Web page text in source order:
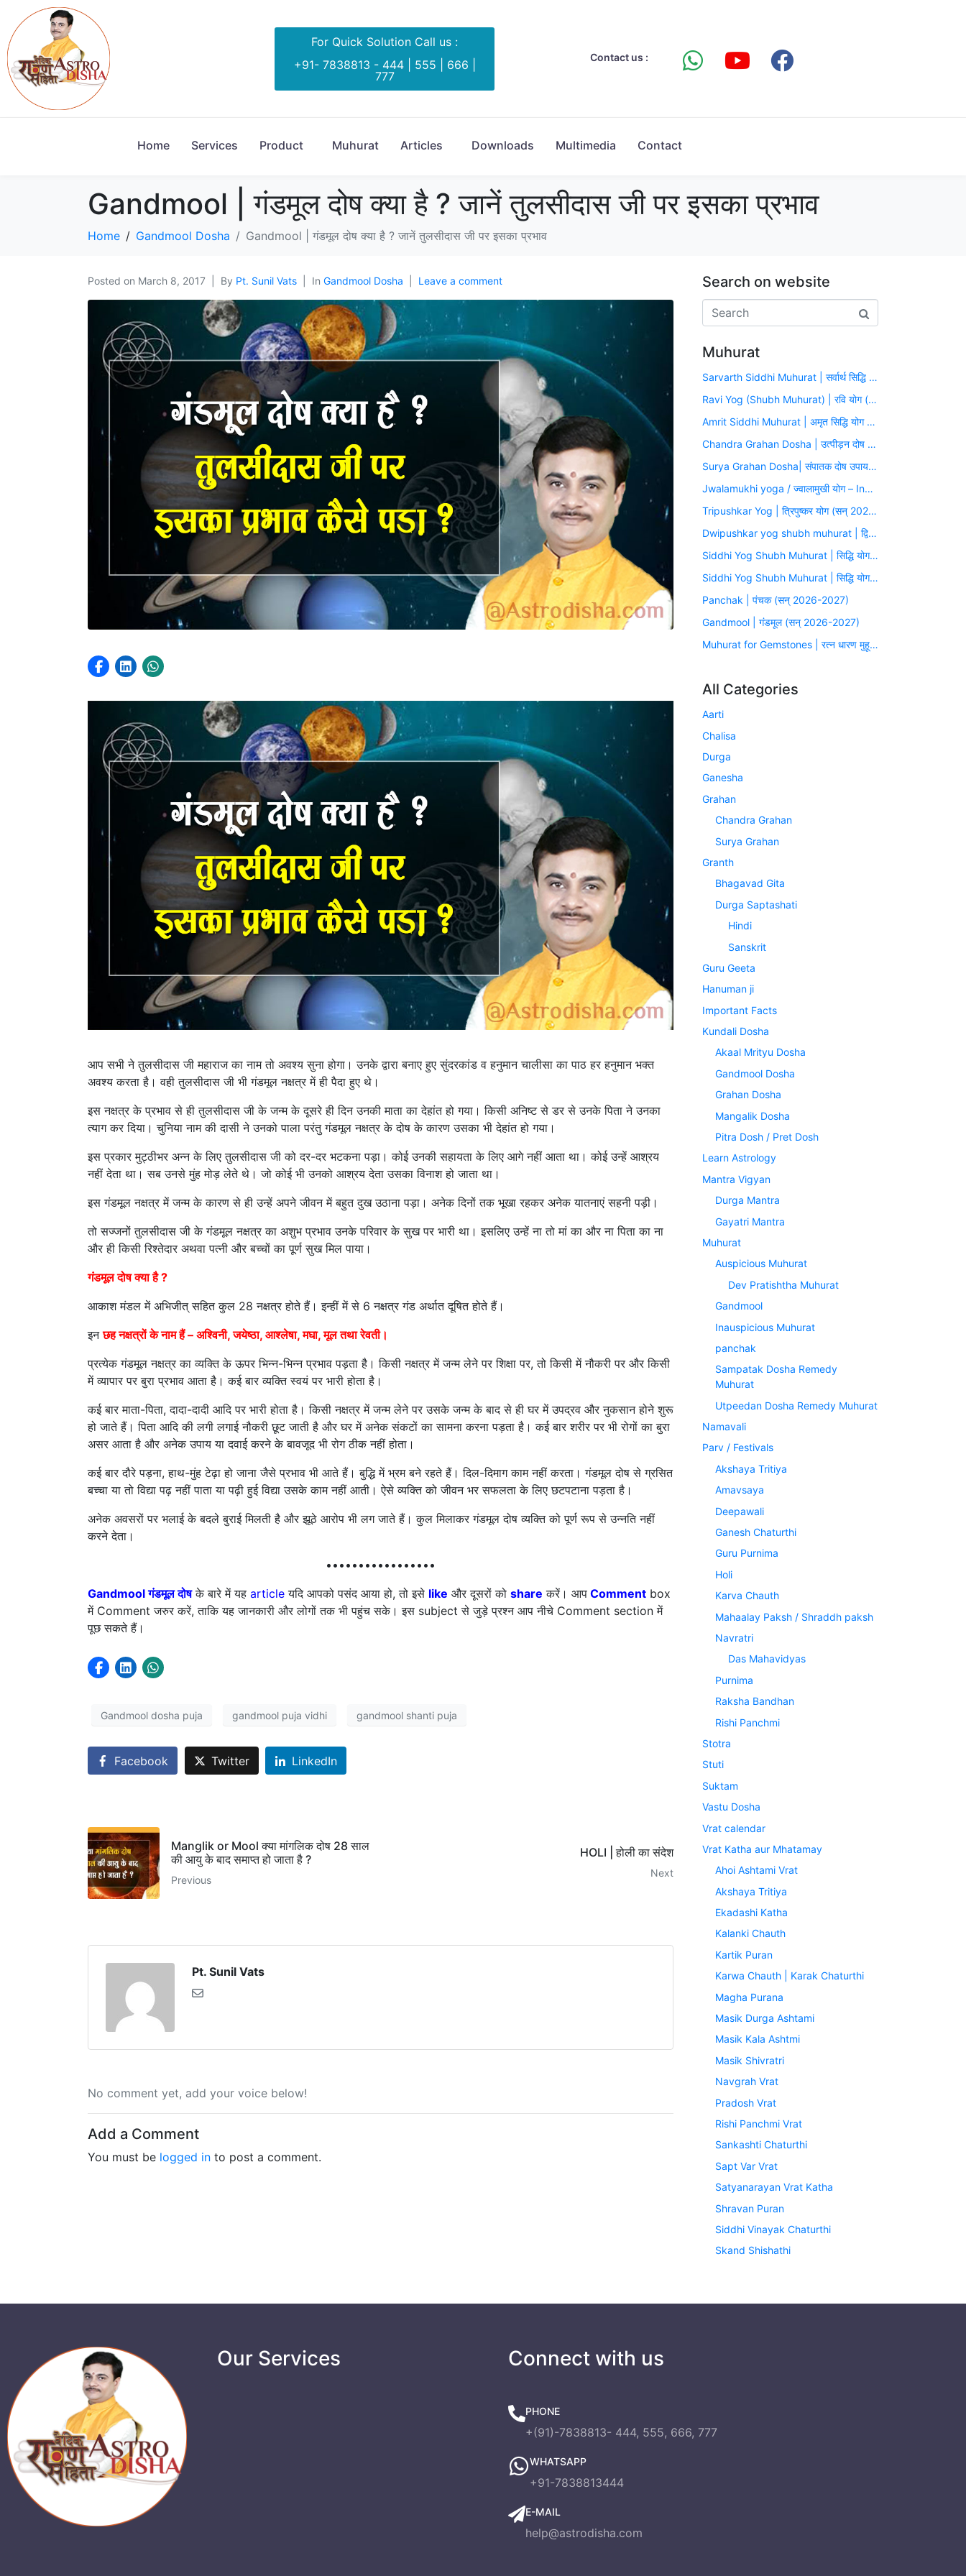
For Quick Solution Call us :
+91- 7838813 - 444 | 555 | 666 |
777
Contact us :
Home Services Product Muhurat Articles Downloads Multimedia Contact
Gandmool | गंडमूल दोष क्या है ? जानें तुलसीदास जी पर इसका प्रभाव
Home Gandmool Dosha Gandmool | गंडमूल दोष क्या है ? जानें तुलसीदास जी पर इसका प्रभाव
Posted on March 8, 2017 By Pt. Sunil Vats In Gandmool Dosha Leave a comment
आप सभी ने तुलसीदास जी महाराज का नाम तो अवश्य सुना होगा। उनके द्वारा बनाए हुए सुंदरकांड व हनुमान चालीसा का पाठ हर हनुमान भक्त
अवश्य करता है। वही तुलसीदास जी भी गंडमूल नक्षत्र में ही पैदा हुए थे।
इस नक्षत्र के प्रभाव से ही तुलसीदास जी के जन्म के दूसरे ही दिन उनकी माता का देहांत हो गया। किसी अनिष्ट से डर से उनके पिता ने उनका
त्याग कर दिया। चुनिया नाम की दासी ने उनको पाला परंतु गंडमूल नक्षत्र के दोष के कारण उसका भी देहांत हो गया।
इस प्रकार मुट्ठीभर अन्न के लिए तुलसीदास जी को दर-दर भटकना पड़ा। कोई उनकी सहायता के लिए आगे नहीं आता था। कोई उन्हें आश्रय
नहीं देता था। सब उनसे मुंह मोड़ लेते थे। जो कोई भी उनको आश्रय देता उसका विनाश हो जाता था।
इस गंडमूल नक्षत्र में जन्म के कारण से ही उन्हें अपने जीवन में बहुत दुख उठाना पड़ा। अनेक दिनों तक भूखा रहकर अनेक यातनाएं सहनी पड़ी।
तो सज्जनों तुलसीदास जी के गंडमूल नक्षत्र का अशुभ प्रभाव उनके परिवार के सुख पर भारी था। इसलिए उन्हें ना तो मां का और ना पिता का ना
और ही किसी रिश्तेदार अथवा पत्नी और बच्चों का पूर्ण सुख मिल पाया।
गंडमूल दोष क्या है ?
आकाश मंडल में अभिजीत् सहित कुल 28 नक्षत्र होते हैं। इन्हीं में से 6 नक्षत्र गंड अर्थात दूषित होते हैं।
इनछह नक्षत्रों के नाम हैं– अश्विनी, जयेष्ठा, आश्लेषा, मघा, मूल तथा रेवती।
प्रत्येक गंडमूल नक्षत्र का व्यक्ति के ऊपर भिन्न-भिन्न प्रभाव पड़ता है। किसी नक्षत्र में जन्म लेने पर शिक्षा पर, तो किसी में नौकरी पर और किसी
में व्यापार पर बुरा प्रभाव आता है। कई बार व्यक्ति स्वयं पर भारी होता है।
कई बार माता-पिता, दादा-दादी आदि पर भारी होता है। किसी नक्षत्र में जन्म लेने पर उसके जन्म के बाद से ही घर में उपद्रव और नुकसान होने शुरू
हो जाते हैं। पिता आदि की लगी लगाई नौकरी छूट जाती है और घर में अनेक संकटों का सामना करना पड़ता है। कई बार शरीर पर भी रोगों का बुरा
असर आता है और अनेक उपाय या दवाई करने के बावजूद भी रोग ठीक नहीं होता।
कई बार दौरे पड़ना, हाथ-मुंह टेढ़ा हो जाना जैसे प्रभाव भी आते हैं। बुद्धि में भ्रम बने रहते हैं। दिल-दिमाग काम नहीं करता। गंडमूल दोष से ग्रसित
बच्चा या तो विद्या पढ़ नहीं पाता या पढ़ी हुई विद्या उसके काम नहीं आती। ऐसे व्यक्ति को जीवन भर सफलता के लिए छटपटाना पड़ता है।
अनेक अवसरों पर भलाई के बदले बुराई मिलती है और झूठे आरोप भी लग जाते हैं। कुल मिलाकर गंडमूल दोष व्यक्ति को पूर्ण रूप से उन्नति नहीं
करने देता।
•••••••••••••••••
Gandmoolगंडमूलदोषके बारे में यह article यदि आपको पसंद आया हो, तो इसे like और दूसरों को share करें। आप Comment box
में Comment जरुर करें, ताकि यह जानकारी और लोगों तक भी पहुंच सके। इस subject से जुड़े प्रश्न आप नीचे Comment section में
पूछ सकते हैं।
Gandmool dosha puja gandmool puja vidhi gandmool shanti puja
Facebook Twitter LinkedIn
Manglik or Mool क्या मांगलिक दोष 28 साल
की आयु के बाद समाप्त हो जाता है ?
Previous
HOLI | होली का संदेश
Next
Pt. Sunil Vats
No comment yet, add your voice below!
Add a Comment
You must be logged in to post a comment.
Search on website
Muhurat
Sarvarth Siddhi Muhurat | सर्वार्थ सिद्धि योग (सन् 2026-2027)
Ravi Yog (Shubh Muhurat) | रवि योग (सन् 2026-2027)
Amrit Siddhi Muhurat | अमृत सिद्धि योग (सन् 2026-2027)
Chandra Grahan Dosha | उत्पीड़न दोष उपाय मुहूर्त (सन् 2026-2027)
Surya Grahan Dosha| संपातक दोष उपाय मुहूर्त (सन् 2026-2027)
Jwalamukhi yoga / ज्वालामुखी योग – Inauspicious Yoga
Tripushkar Yog | त्रिपुष्कर योग (सन् 2026-2027)
Dwipushkar yog shubh muhurat | द्विपुष्कर योग (सन् 2026-2027)
Siddhi Yog Shubh Muhurat | सिद्धि योग (सन् 2026-2027)
Siddhi Yog Shubh Muhurat | सिद्धि योग (सन् 2026-2027)
Panchak | पंचक (सन् 2026-2027)
Gandmool | गंडमूल (सन् 2026-2027)
Muhurat for Gemstones | रत्न धारण मुहूर्त (सन् 2026-2027)
All Categories
Aarti
Chalisa
Durga
Ganesha
Grahan
Chandra Grahan
Surya Grahan
Granth
Bhagavad Gita
Durga Saptashati
Hindi
Sanskrit
Guru Geeta
Hanuman ji
Important Facts
Kundali Dosha
Akaal Mrityu Dosha
Gandmool Dosha
Grahan Dosha
Mangalik Dosha
Pitra Dosh / Pret Dosh
Learn Astrology
Mantra Vigyan
Durga Mantra
Gayatri Mantra
Muhurat
Auspicious Muhurat
Dev Pratishtha Muhurat
Gandmool
Inauspicious Muhurat
panchak
Sampatak Dosha Remedy
Muhurat
Utpeedan Dosha Remedy Muhurat
Namavali
Parv / Festivals
Akshaya Tritiya
Amavsaya
Deepawali
Ganesh Chaturthi
Guru Purnima
Holi
Karva Chauth
Mahaalay Paksh / Shraddh paksh
Navratri
Das Mahavidyas
Purnima
Raksha Bandhan
Rishi Panchmi
Stotra
Stuti
Suktam
Vastu Dosha
Vrat calendar
Vrat Katha aur Mhatamay
Ahoi Ashtami Vrat
Akshaya Tritiya
Ekadashi Katha
Kalanki Chauth
Kartik Puran
Karwa Chauth | Karak Chaturthi
Magha Purana
Masik Durga Ashtami
Masik Kala Ashtmi
Masik Shivratri
Navgrah Vrat
Pradosh Vrat
Rishi Panchmi Vrat
Sankashti Chaturthi
Sapt Var Vrat
Satyanarayan Vrat Katha
Shravan Puran
Siddhi Vinayak Chaturthi
Skand Shishathi
Our Services Connect with us
PHONE
+(91)-7838813- 444, 555, 666, 777
WHATSAPP
+91-7838813444
E-MAIL
help@astrodisha.com